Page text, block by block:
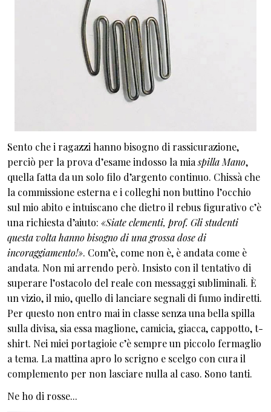
Sento che i ragazzi hanno bisogno di rassicurazione,
perciò per la prova d’esame indosso la miaspilla Mano,
quella fatta da un solo filo d’argento continuo. Chissà che
la commissione esterna e i colleghi non buttino l’occhio
sul mio abito e intuiscano che dietro il rebus figurativo c’è
una richiesta d’aiuto: «Siate clementi, prof. Gli studenti
questa volta hanno bisogno di una grossa dose di
incoraggiamento!». Com’è, come non è, è andata come è
andata. Non mi arrendo però. Insisto con il tentativo di
superare l’ostacolo del reale con messaggi subliminali. È
un vizio, il mio, quello di lanciare segnali di fumo indiretti.
Per questo non entro mai in classe senza una bella spilla
sulla divisa, sia essa maglione, camicia, giacca, cappotto, t-
shirt. Nei miei portagioie c’è sempre un piccolo fermaglio
a tema. La mattina apro lo scrigno e scelgo con cura il
complemento per non lasciare nulla al caso. Sono tanti.
Ne ho di rosse...